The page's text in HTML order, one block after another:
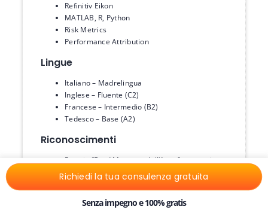
Refinitiv Eikon
MATLAB, R, Python
Risk Metrics
Performance Attribution
Lingue
Italiano – Madrelingua
Inglese – Fluente (C2)
Francese – Intermedio (B2)
Tedesco – Base (A2)
Riconoscimenti
Premio “Fund Manager dell’Anno” categoria
Multi-Asset, Citywire Italia, 2022
Riconoscimento “5 stelle Morningstar” per il
Opportunities, 2021
Richiedi la tua consulenza gratuita
Senza impegno e 100% gratis